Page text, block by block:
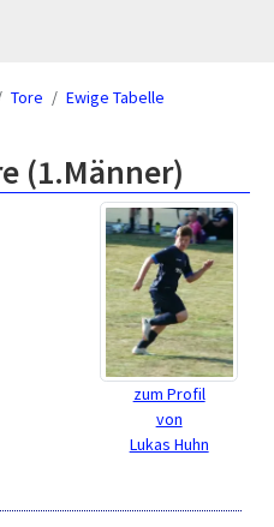
Tore
Ewige Tabelle
(1.Männer)
zum Profil
von
Lukas Huhn